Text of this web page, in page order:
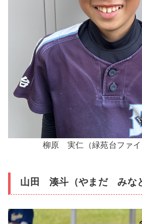
柳原 実仁（緑苑台ファイ
山田 湊斗（やまだ みな